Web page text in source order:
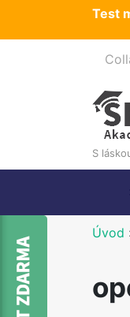
Test
S
Úvod